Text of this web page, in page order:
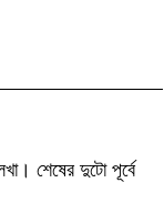
শেষের দুটো পূর্বে